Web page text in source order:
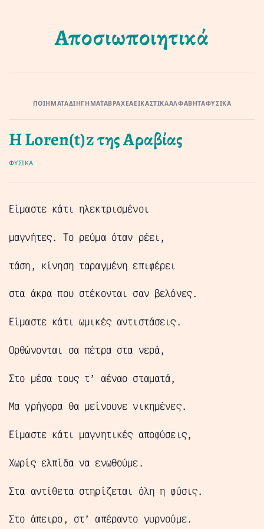
Αποσιωποιητικά
ΠΟΙΉΜΑΤΑΔΙΗΓΉΜΑΤΑΒΡΑΧΈΑΕΙΚΑΣΤΙΚΆΑΛΦΑΒΉΤΑΦΥΣΙΚΆ
Η Loren(t)z της Αραβίας
ΦΥΣΙΚΆ
Είμαστε κάτι ηλεκτρισμένοι
μαγνήτες. Το ρεύμα όταν ρέει,
τάση, κίνηση ταραγμένη επιφέρει
στα άκρα που στέκονται σαν βελόνες.
Είμαστε κάτι ωμικές αντιστάσεις.
Ορθώνονται σα πέτρα στα νερά,
Στο μέσα τους τ’ αέναο σταματά,
Μα γρήγορα θα μείνουνε νικημένες.
Είμαστε κάτι μαγνητικές αποφύσεις,
Χωρίς ελπίδα να ενωθούμε.
Στα αντίθετα στηρίζεται όλη η φύσις.
Στο άπειρο, στ’ απέραντο γυρνούμε.